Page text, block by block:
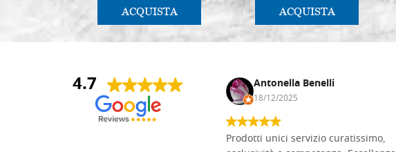
ACQUISTA ACQUISTA
4.7
Andrea Monguzzi Antonella Benelli
18/12/2025
Prodotti unici servizio curatissimo,